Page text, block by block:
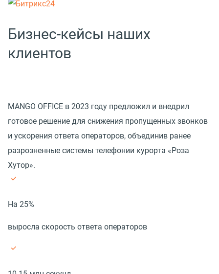
Бизнес-кейсы наших
клиентов
MANGO OFFICE в 2023 году предложил и внедрил
готовое решение для снижения пропущенных звонков
и ускорения ответа операторов, объединив ранее
разрозненные системы телефонии курорта «Роза
Хутор».
На 25%
выросла скорость ответа операторов